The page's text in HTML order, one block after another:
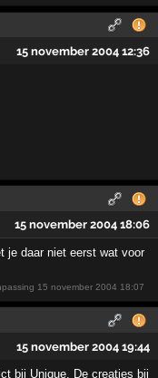
15 november 2004 12:36
15 november 2004 18:06
je daar niet eerst wat voor
15 november 2004 18:07
15 november 2004 19:44
bij Unique. De creaties bij